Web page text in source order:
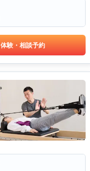
体験・相談予約